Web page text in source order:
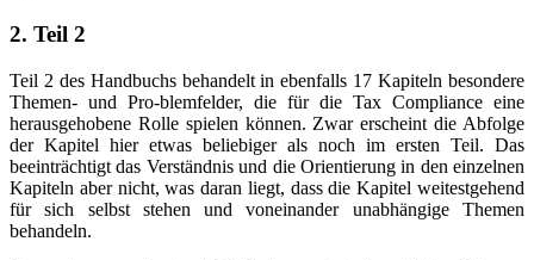
2. Teil 2
Teil 2 des Handbuchs behandelt in ebenfalls 17 Kapiteln besondere
Themen- und Pro-blemfelder, die für die Tax Compliance eine
herausgehobene Rolle spielen können. Zwar erscheint die Abfolge
der Kapitel hier etwas beliebiger als noch im ersten Teil. Das
beeinträchtigt das Verständnis und die Orientierung in den einzelnen
Kapiteln aber nicht, was daran liegt, dass die Kapitel weitestgehend
für sich selbst stehen und voneinander unabhängige Themen
behandeln.